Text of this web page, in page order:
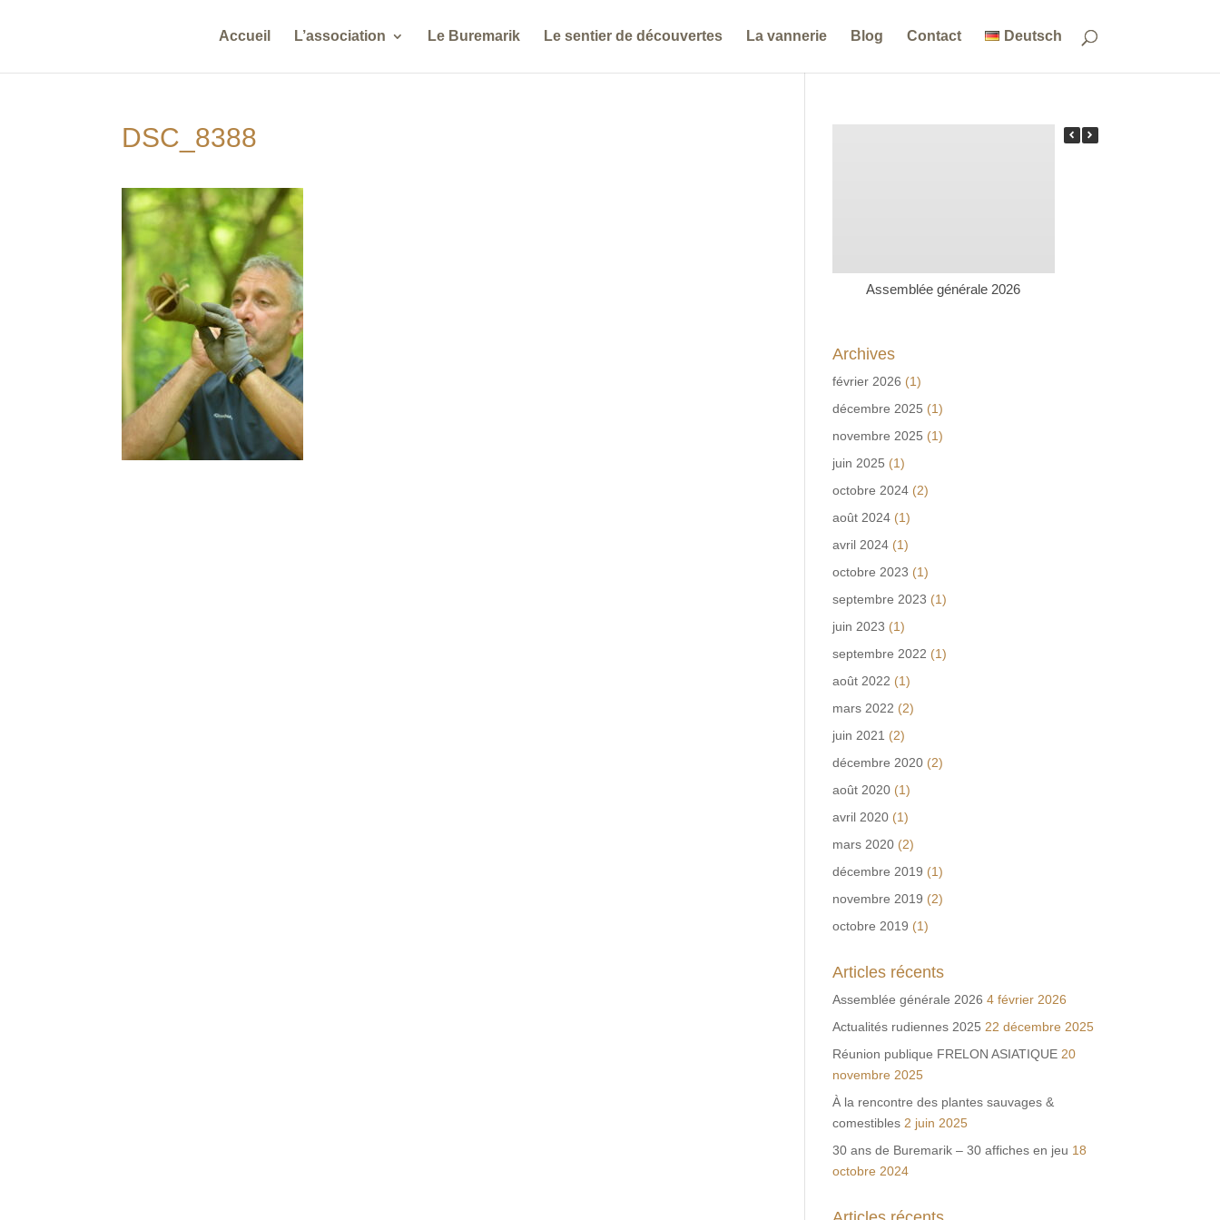
Accueil L’association Le Buremarik Le sentier de découvertes La vannerie Blog Contact Deutsch
DSC_8388
Assemblée générale 2026
Archives
février 2026 (1)
décembre 2025 (1)
novembre 2025 (1)
juin 2025 (1)
octobre 2024 (2)
août 2024 (1)
avril 2024 (1)
octobre 2023 (1)
septembre 2023 (1)
juin 2023 (1)
septembre 2022 (1)
août 2022 (1)
mars 2022 (2)
juin 2021 (2)
décembre 2020 (2)
août 2020 (1)
avril 2020 (1)
mars 2020 (2)
décembre 2019 (1)
novembre 2019 (2)
octobre 2019 (1)
Articles récents
Assemblée générale 2026 4 février 2026
Actualités rudiennes 2025 22 décembre 2025
Réunion publique FRELON ASIATIQUE 20
novembre 2025
À la rencontre des plantes sauvages &
comestibles 2 juin 2025
30 ans de Buremarik – 30 affiches en jeu 18
octobre 2024